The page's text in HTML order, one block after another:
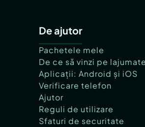
De ajutor
Pachetele mele
De ce să vinzi pe
Aplicații: Android și iOS
Verificare telefon
Ajutor
Reguli de utilizare
Sfaturi de securitate